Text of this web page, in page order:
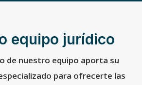
equipo jurídico
de nuestro equipo aporta su
para ofrecerte las